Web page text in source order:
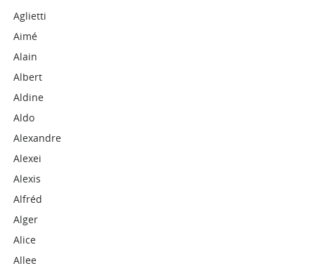
Aglietti
Aimé
Alain
Albert
Aldine
Aldo
Alexandre
Alexei
Alexis
Alfréd
Alger
Alice
Allee